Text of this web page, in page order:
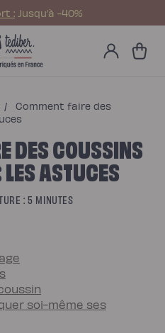
: Jusqu’à -40%
Mon
comptePanier
/
Comment faire des
DES COUSSINS
ASTUCES
: 5 MINUTES
soi-même ses